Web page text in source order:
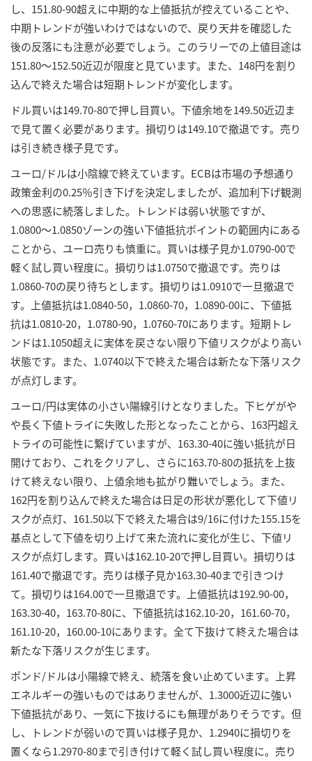
し、151.80-90超えに中期的な上値抵抗が控えていることや、
中期トレンドが強いわけではないので、戻り天井を確認した
後の反落にも注意が必要でしょう。このラリーでの上値目途は
151.80～152.50近辺が限度と見ています。また、148円を割り
込んで終えた場合は短期トレンドが変化します。
ドル買いは149.70-80で押し目買い。下値余地を149.50近辺ま
で見て置く必要があります。損切りは149.10で撤退です。売り
は引き続き様子見です。
ユーロ/ドルは小陰線で終えています。ECBは市場の予想通り
政策金利の0.25％引き下げを決定しましたが、追加利下げ観測
への思惑に続落しました。トレンドは弱い状態ですが、
1.0800～1.0850ゾーンの強い下値抵抗ポイントの範囲内にある
ことから、ユーロ売りも慎重に。買いは様子見か1.0790-00で
軽く試し買い程度に。損切りは1.0750で撤退です。売りは
1.0860-70の戻り待ちとします。損切りは1.0910で一旦撤退で
す。上値抵抗は1.0840-50，1.0860-70，1.0890-00に、下値抵
抗は1.0810-20，1.0780-90，1.0760-70にあります。短期トレ
ンドは1.1050超えに実体を戻さない限り下値リスクがより高い
状態です。また、1.0740以下で終えた場合は新たな下落リスク
が点灯します。
ユーロ/円は実体の小さい陽線引けとなりました。下ヒゲがや
や長く下値トライに失敗した形となったことから、163円超え
トライの可能性に繋げていますが、163.30-40に強い抵抗が日
開けており、これをクリアし、さらに163.70-80の抵抗を上抜
けて終えない限り、上値余地も拡がり難いでしょう。また、
162円を割り込んで終えた場合は日足の形状が悪化して下値リ
スクが点灯、161.50以下で終えた場合は9/16に付けた155.15を
基点として下値を切り上げて来た流れに変化が生じ、下値リ
スクが点灯します。買いは162.10-20で押し目買い。損切りは
161.40で撤退です。売りは様子見か163.30-40まで引きつけ
て。損切りは164.00で一旦撤退です。上値抵抗は192.90-00，
163.30-40，163.70-80に、下値抵抗は162.10-20，161.60-70，
161.10-20，160.00-10にあります。全て下抜けて終えた場合は
新たな下落リスクが生じます。
ポンド/ドルは小陽線で終え、続落を食い止めています。上昇
エネルギーの強いものではありませんが、1.3000近辺に強い
下値抵抗があり、一気に下抜けるにも無理がありそうです。但
し、トレンドが弱いので買いは様子見か、1.2940に損切りを
置くなら1.2970-80まで引き付けて軽く試し買い程度に。売り